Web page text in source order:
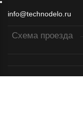
info@technodelo.ru
Схема проезда